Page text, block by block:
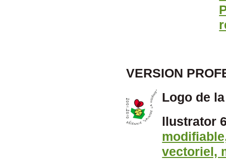
VERSION
Logo de
llustrator
vectoriel,